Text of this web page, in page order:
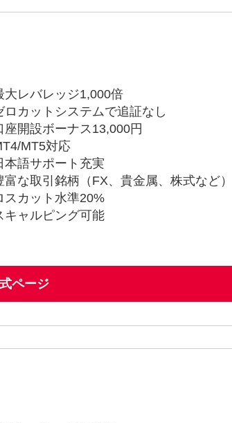
大レバレッジ1,000倍
ロカットシステムで追証なし
座開設ボーナス13,000円
MT5対応
本語サポート充実
富な取引銘柄（FX、貴金属、株式など）
スカット水準20%
キャルピング可能
ページ